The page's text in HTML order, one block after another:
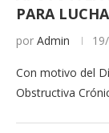
PARA
por Admin
Con motivo del
Obstructiva